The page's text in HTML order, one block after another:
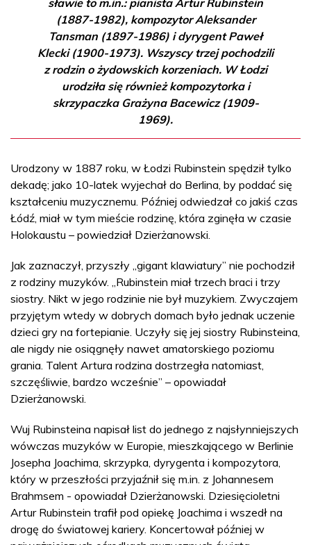
(1887-1982), kompozytor Aleksander
Tansman (1897-1986) i dyrygent Paweł
Klecki (1900-1973). Wszyscy trzej pochodzili
z rodzin o żydowskich korzeniach. W Łodzi
urodziła się również kompozytorka i
skrzypaczka Grażyna Bacewicz (1909-
1969).
Urodzony w 1887 roku, w Łodzi Rubinstein spędził tylko
dekadę; jako 10-latek wyjechał do Berlina, by poddać się
kształceniu muzycznemu. Później odwiedzał co jakiś czas
Łódź, miał w tym mieście rodzinę, która zginęła w czasie
Holokaustu – powiedział Dzierżanowski.
Jak zaznaczył, przyszły „gigant klawiatury” nie pochodził
z rodziny muzyków. „Rubinstein miał trzech braci i trzy
siostry. Nikt w jego rodzinie nie był muzykiem. Zwyczajem
przyjętym wtedy w dobrych domach było jednak uczenie
dzieci gry na fortepianie. Uczyły się jej siostry Rubinsteina,
ale nigdy nie osiągnęły nawet amatorskiego poziomu
grania. Talent Artura rodzina dostrzegła natomiast,
szczęśliwie, bardzo wcześnie” – opowiadał
Dzierżanowski.
Wuj Rubinsteina napisał list do jednego z najsłynniejszych
wówczas muzyków w Europie, mieszkającego w Berlinie
Josepha Joachima, skrzypka, dyrygenta i kompozytora,
który w przeszłości przyjaźnił się m.in. z Johannesem
Brahmsem - opowiadał Dzierżanowski. Dziesięcioletni
Artur Rubinstein trafił pod opiekę Joachima i wszedł na
drogę do światowej kariery. Koncertował później w